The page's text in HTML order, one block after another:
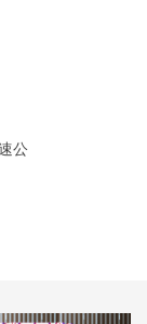
公